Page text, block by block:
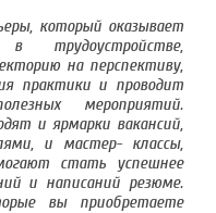
который оказывает
трудоустройстве,
на перспективу,
практики и проводит
мероприятий.
и ярмарки вакансий,
и мастер- классы,
стать успешнее
и написаний резюме.
вы приобретаете